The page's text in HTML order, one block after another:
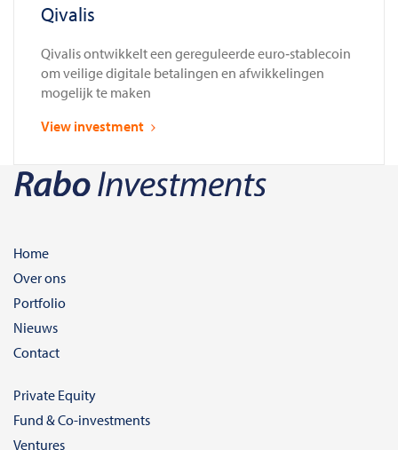
Qivalis
Qivalis ontwikkelt een gereguleerde euro‑stablecoin
om veilige digitale betalingen en afwikkelingen
mogelijk te maken
View investment
Home
Over ons
Portfolio
Nieuws
Contact
Private Equity
Fund & Co-investments
Ventures